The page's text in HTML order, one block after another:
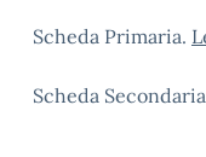
Scheda Primaria.
Scheda